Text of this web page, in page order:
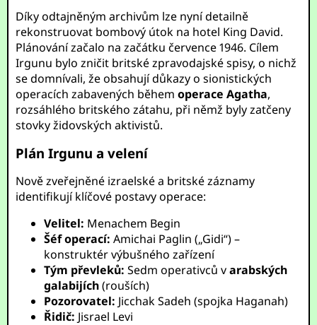
Díky odtajněným archivům lze nyní detailně
rekonstruovat bombový útok na hotel King David.
Plánování začalo na začátku července 1946. Cílem
Irgunu bylo zničit britské zpravodajské spisy, o nichž
se domnívali, že obsahují důkazy o sionistických
operacích zabavených běhemoperace Agatha,
rozsáhlého britského zátahu, při němž byly zatčeny
stovky židovských aktivistů.
Plán Irgunu a velení
Nově zveřejněné izraelské a britské záznamy
identifikují klíčové postavy operace:
Velitel: Menachem Begin
Šéf operací: Amichai Paglin („Gidi“) –
konstruktér výbušného zařízení
Tým převleků: Sedm operativců varabských
galabijích(rouších)
Pozorovatel: Jicchak Sadeh (spojka Haganah)
Řidič: Jisrael Levi